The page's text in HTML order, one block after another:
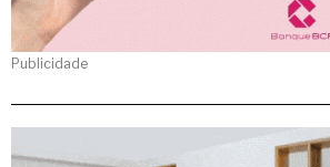
Publicidade